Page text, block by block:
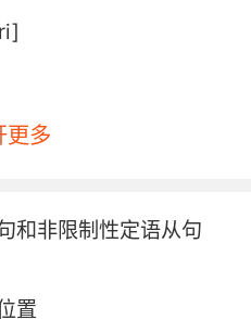
更多
和非限制性定语从句
置